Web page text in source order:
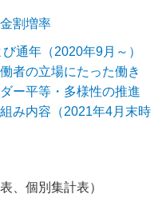
割増率
通年（2020年9月～）
者の立場にたった働き
ー平等・多様性の推進
み内容（2021年4月末時
、個別集計表）